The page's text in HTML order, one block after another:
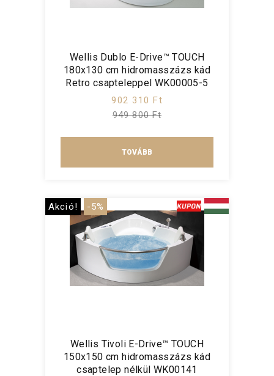
Wellis Dublo E-Drive™ TOUCH
180x130 cm hidromasszázs kád
Retro csapteleppel WK00005-5
902 310 Ft
949 800 Ft
TOVÁBB
Akció! -5%
Wellis Tivoli E-Drive™ TOUCH
150x150 cm hidromasszázs kád
csaptelep nélkül WK00141